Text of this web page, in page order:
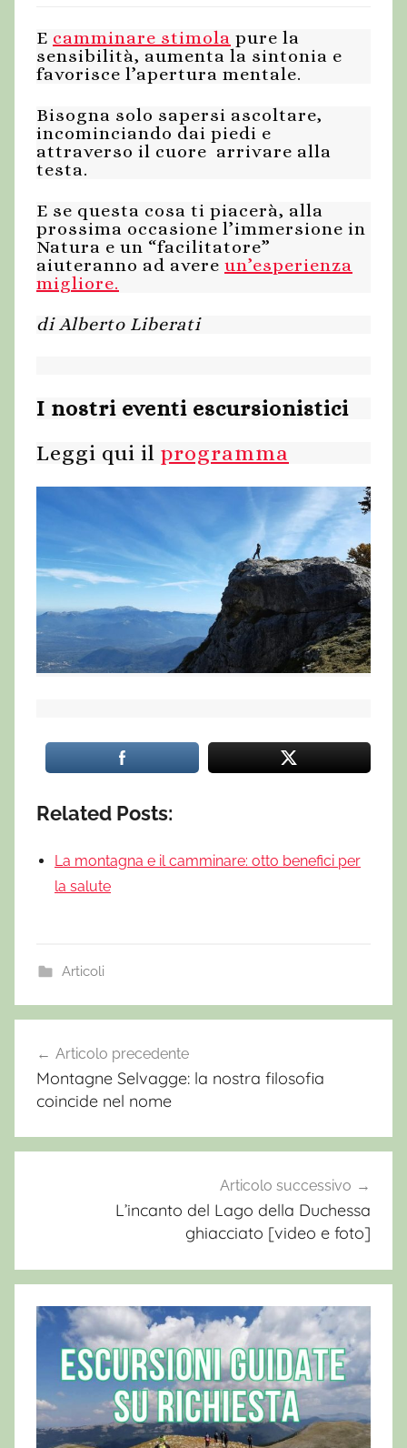
E camminare stimola pure la
sensibilità, aumenta la sintonia e
favorisce l’apertura mentale.
Bisogna solo sapersi ascoltare,
incominciando dai piedi e
attraverso il cuore arrivare alla
testa.
E se questa cosa ti piacerà, alla
prossima occasione l’immersione in
Natura e un “facilitatore”
aiuteranno ad avere un’esperienza
migliore.
di Alberto Liberati
I nostri eventi escursionistici
Leggi qui il programma
Related Posts:
La montagna e il camminare: otto benefici per
la salute
Articoli
C
m
n
o
n
g
n
a
Navigazione
articoli
Articolo precedente
Montagne Selvagge: la nostra filosofia
coincide nel nome
Articolo successivo
L’incanto del Lago della Duchessa
ghiacciato [video e foto]